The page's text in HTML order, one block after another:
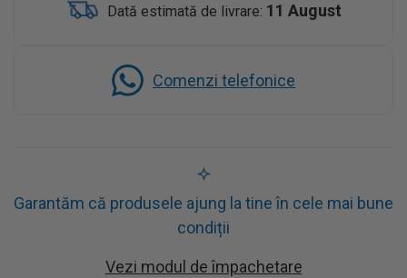
Dată estimată de livrare: 11 August
Comenzi telefonice
Garantăm că produsele ajung la tine în cele mai bune
condiții
Vezi modul de împachetare